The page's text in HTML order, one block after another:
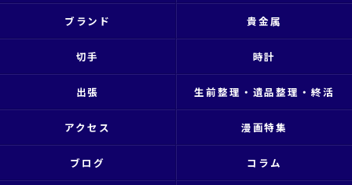
ブランド 貴金属
切手 時計
出張 生前整理・遺品整理・終活
アクセス 漫画特集
ブログ コラム